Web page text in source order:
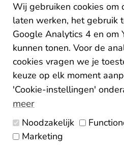
BTW8133.20.343.B.01
KvK34207150
IBAN
Algemene
Wij gebruiken cookies
laten werken, het gebruik
Google Analytics 4 en om
kunnen tonen. Voor de
cookies vragen we je
keuze op elk moment
'Cookie-instellingen'
meer
Noodzakelijk
Marketing